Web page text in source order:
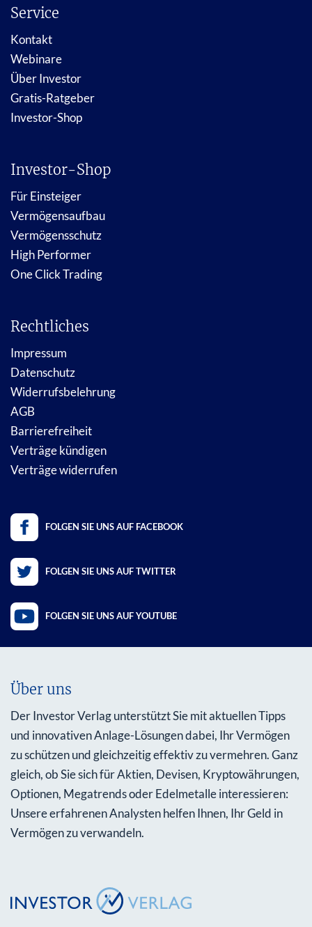
Service
Kontakt
Webinare
Über Investor
Gratis-Ratgeber
Investor-Shop
Investor-Shop
Für Einsteiger
Vermögensaufbau
Vermögensschutz
High Performer
One Click Trading
Rechtliches
Impressum
Datenschutz
Widerrufsbelehrung
AGB
Barrierefreiheit
Verträge kündigen
Verträge widerrufen
FOLGEN SIE UNS AUF FACEBOOK
FOLGEN SIE UNS AUF TWITTER
FOLGEN SIE UNS AUF YOUTUBE
Über uns
Der Investor Verlag unterstützt Sie mit aktuellen Tipps
und innovativen Anlage-Lösungen dabei, Ihr Vermögen
zu schützen und gleichzeitig effektiv zu vermehren. Ganz
gleich, ob Sie sich für Aktien, Devisen, Kryptowährungen,
Optionen, Megatrends oder Edelmetalle interessieren:
Unsere erfahrenen Analysten helfen Ihnen, Ihr Geld in
Vermögen zu verwandeln.